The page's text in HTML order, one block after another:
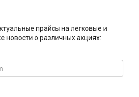
прайсы на легковые и
новости о различных акциях: